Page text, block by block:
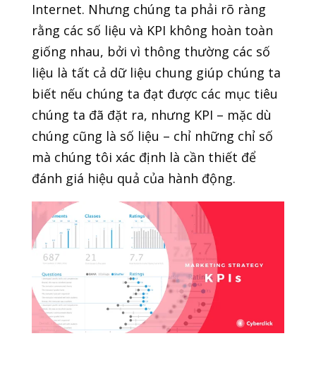
Internet. Nhưng chúng ta phải rõ ràng
rằng các số liệu và KPI không hoàn toàn
giống nhau, bởi vì thông thường các số
liệu là tất cả dữ liệu chung giúp chúng ta
biết nếu chúng ta đạt được các mục tiêu
chúng ta đã đặt ra, nhưng KPI – mặc dù
chúng cũng là số liệu – chỉ những chỉ số
mà chúng tôi xác định là cần thiết để
đánh giá hiệu quả của hành động.